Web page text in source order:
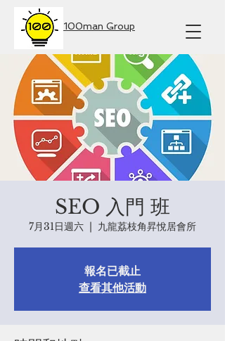
100man Group
SEO 入門 班
7月31日週六
  |
九龍荔枝角昇悅居會所
報名已截止
查看其他活動